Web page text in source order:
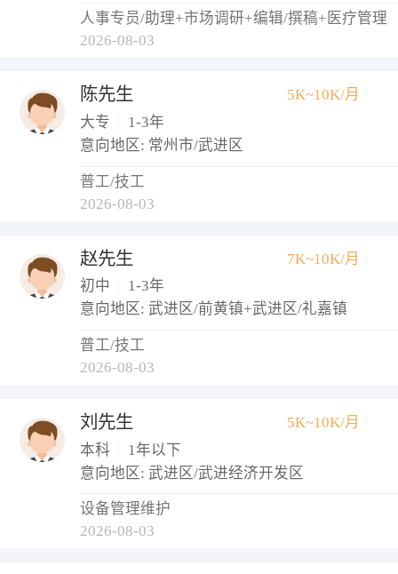
人事专员/助理+市场调研+编辑/撰稿+医疗管理
2026-08-03
陈先生
5K~10K/月
大专
1-3年
意向地区: 常州市/武进区
普工/技工
2026-08-03
赵先生
7K~10K/月
初中
1-3年
意向地区: 武进区/前黄镇+武进区/礼嘉镇
普工/技工
2026-08-03
刘先生
5K~10K/月
本科
1年以下
意向地区: 武进区/武进经济开发区
设备管理维护
2026-08-03